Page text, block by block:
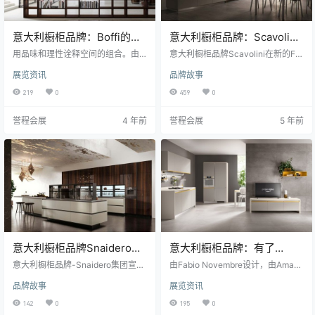
意大利橱柜品牌：Boffi的建
筑氛
用品味和理性诠释空间的组合。由 P
PR60厨房创造了完美的设计，使 B
offi（意大利橱柜品牌）的解决方案
始终与众不同。 设计和建筑是交织
中都可以找到共享的几何语言，比
及具有基本风格的APR60厨房，两
者都是由Piero Lissoni与CRS Boffi
合作设计的。 An…
展览资讯
219 0
誉程会展 4 年前
意大利橱柜品牌：Scavolini
之家，一个需要建造的系统
意大利橱柜品牌Scavolini在新的For
居区之后的产品。与设计师Vittore
Niolu合作，以应对日常生活的具体
需求。 由Scavolini和Vittore Niolu
演变的敏锐观察者。确信家庭空间
小的细节，以满足每个人的不同需
求。结果便是非常规和模块化的For
malia系列产品，可以完美地诠释…
品牌故事
459 0
誉程会展 5 年前
意大利橱柜品牌Snaidero将
Rational交给Bravat小组
意大利橱柜品牌-Snaidero集团宣布
ational，Regina和Mahlzeit，这是
与总部位于德国林登的国际Bravat
品牌故事
142 0
意大利橱柜品牌：有了
Scavolini，厨房变得更聪明
由Fabio Novembre设计，由Amazo
（意大利橱柜品牌）的专业水平。
未来的厨房就在这里。 Fabio Nove
展览资讯
195 0